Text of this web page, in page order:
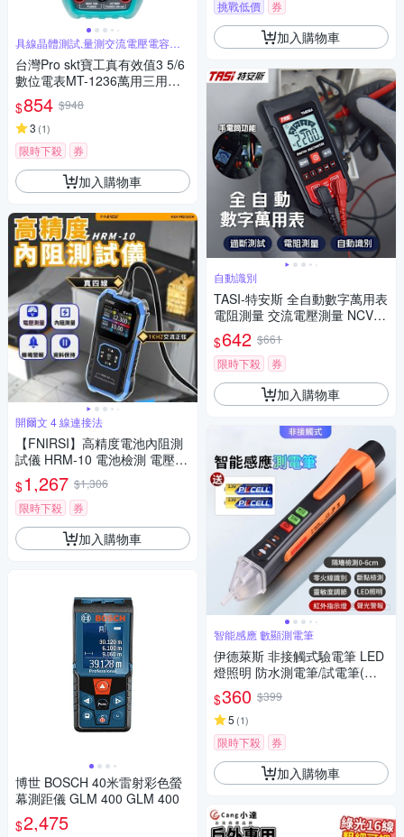
具線晶體測試,量測交流電壓電容電
阻溫度
台灣Pro skt寶工真有效值3 5/6
數位電表MT-1236萬用三用電
錶附探針(具線晶體測試,量測交
流電壓電容電阻溫度)公司貨,享
一年保固
$854 $948
3 (1)
限時下殺 券
加入購物車
開爾文 4 線連接法
【FNIRSI】高精度電池內阻測
試儀 HRM-10 電池檢測 電壓
電池健康 開爾文 真四線 汽車電
瓶 鋰電池 鉛酸電池
$1,267 $1,306
限時下殺
券
加入購物車
博世 BOSCH 40米雷射彩色螢
幕測距儀 GLM 400 GLM 400
$2,475
挑戰低價
券
加入購物車
自動識別
TASI-特安斯 全自動數字萬用表
電阻測量 交流電壓測量 NCV非
接觸感應 三用電表 電流表 測量
工具
$642 $661
限時下殺
券
加入購物車
智能感應 數顯測電筆
伊德萊斯 非接觸式驗電筆 LED
燈照明 防水測電筆/試電筆(電
流檢測 火線檢測 電壓偵測器 驗
電器)
$360 $399
5 (1)
限時下殺 券
加入購物車